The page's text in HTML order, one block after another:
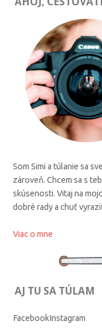
Som Simi a túlanie sa
zároveň. Chcem sa s
skúsenosti. Vitaj na
dobré rady a chuť
Viac o mne
AJ TU SA TÚLAM
FacebookInstagram